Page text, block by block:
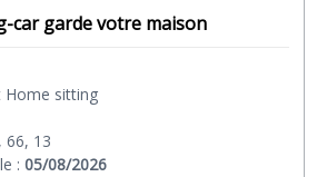
car garde votre maison
Home sitting
66, 13
:05/08/2026